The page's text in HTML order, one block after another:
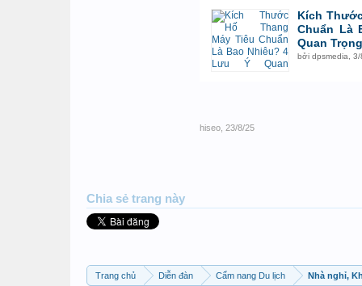
Kích
Chuẩn Là
Quan Trọng
bởi dpsmedia 3/
hiseo 23/8/25
Chia sẻ trang này
Trang chủ Diễn đàn Cẩm nang Du lịch Nhà nghỉ,